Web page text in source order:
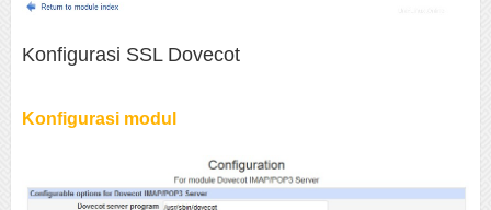
Konfigurasi SSL Dovecot
Konfigurasi modul